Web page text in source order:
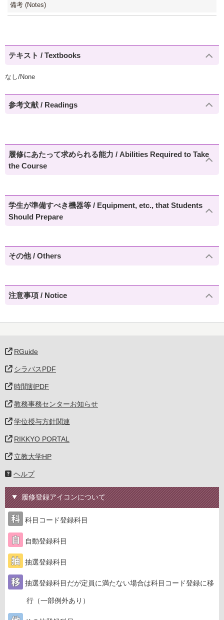
備考 (Notes)
テキスト / Textbooks
なし/None
参考文献 / Readings
履修にあたって求められる能力 / Abilities Required to Take
the Course
学生が準備すべき機器等 / Equipment, etc., that Students
Should Prepare
その他 / Others
注意事項 / Notice
RGuide
シラバスPDF
時間割PDF
教務事務センターお知らせ
学位授与方針関連
RIKKYO PORTAL
立教大学HP
ヘルプ
履修登録アイコンについて
科目コード登録科目
自動登録科目
抽選登録科目
抽選登録科目だが定員に満たない場合は科目コード登録に移
行（一部例外あり）